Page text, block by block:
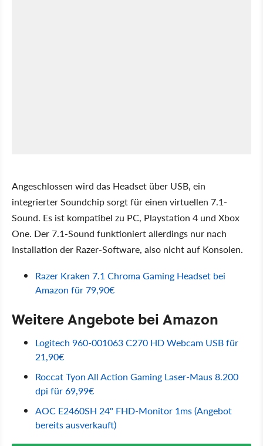
Angeschlossen wird das Headset über USB, ein
integrierter Soundchip sorgt für einen virtuellen 7.1-
Sound. Es ist kompatibel zu PC, Playstation 4 und Xbox
One. Der 7.1-Sound funktioniert allerdings nur nach
Installation der Razer-Software, also nicht auf Konsolen.
Razer Kraken 7.1 Chroma Gaming Headset bei
Amazon für 79,90€
Weitere Angebote bei Amazon
Logitech 960-001063 C270 HD Webcam USB für
21,90€
Roccat Tyon All Action Gaming Laser-Maus 8.200
dpi für 69,99€
AOC E2460SH 24" FHD-Monitor 1ms (Angebot
bereits ausverkauft)